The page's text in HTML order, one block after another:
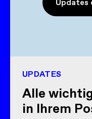
UPDATES
Alle
in Ihrem